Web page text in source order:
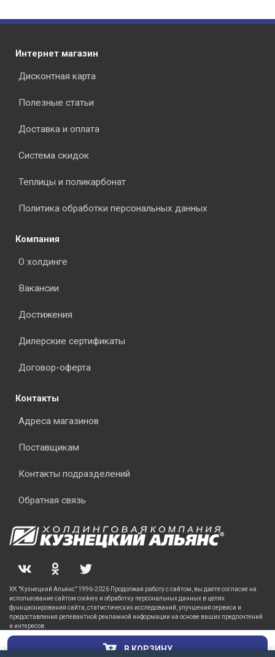
В КОРЗИНУ
Интернет магазин
Дисконтная карта
Полезные статьи
Доставка и оплата
Система скидок
Теплицы и поликарбонат
Политика обработки персональных данных
Компания
О холдинге
Вакансии
Достижения
Дилерские сертификаты
Договор-оферта
Контакты
Адреса магазинов
Поставщикам
Контакты подразделений
Обратная связь
ХК "Кузнецкий Альянс" 1996-2026 Продолжая работу с сайтом, вы даете согласие на
использование сайтом cookies и обработку персональных данных в целях
функционирования сайта, статистических исследований, улучшения сервиса и
предоставления релевантной рекламной информации на основе ваших предпочтений
и интересов.